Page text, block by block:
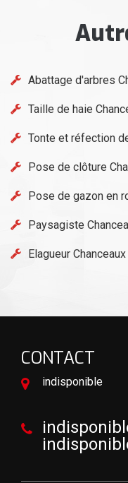
Abattage d'arbres
Taille de haie
Tonte et réfection
Pose de clôture
Pose de gazon en
Paysagiste
Elagueur
CONTACT
indisponible